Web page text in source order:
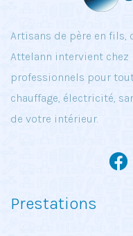
Artisans de père en fils,
Attelann intervient
professionnels pour
chauffage, électricité,
de votre intérieur.
Prestations